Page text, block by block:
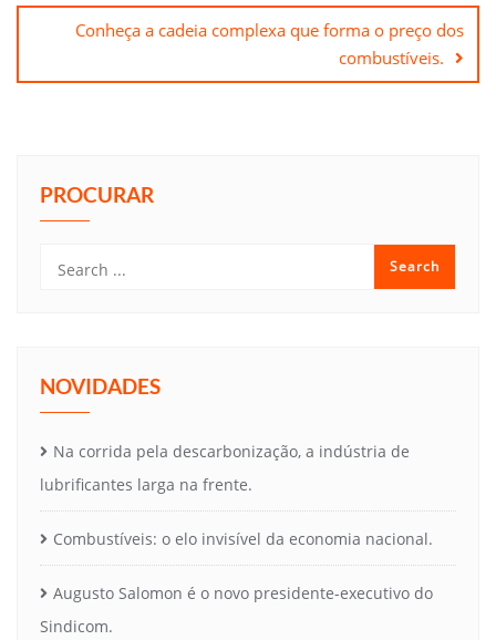
Conheça a cadeia complexa que forma o preço dos
combustíveis.
PROCURAR
NOVIDADES
Na corrida pela descarbonização, a indústria de
lubrificantes larga na frente.
Combustíveis: o elo invisível da economia nacional.
Augusto Salomon é o novo presidente-executivo do
Sindicom.